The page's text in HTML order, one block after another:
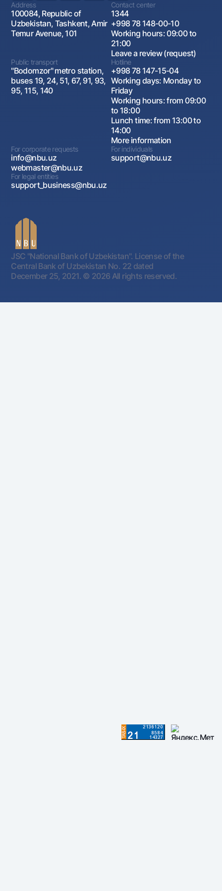
Address
100084, Republic of
Uzbekistan, Tashkent, Amir
Temur Avenue, 101
Contact center
1344
+998 78 148-00-10
Working hours: 09:00 to
21:00
Leave a review (request)
Public transport
"Bodomzor" metro station,
buses 19, 24, 51, 67, 91, 93,
95, 115, 140
Hotline
+998 78 147-15-04
Working days: Monday to
Friday
Working hours: from 09:00
to 18:00
Lunch time: from 13:00 to
14:00
More information
For corporate requests
info@nbu.uz
webmaster@nbu.uz
For individuals
support@nbu.uz
For legal entities
support_business@nbu.uz
JSC "National Bank of Uzbekistan". License of the
Central Bank of Uzbekistan No. 22 dated
December 25, 2021. © 2026 All rights reserved.